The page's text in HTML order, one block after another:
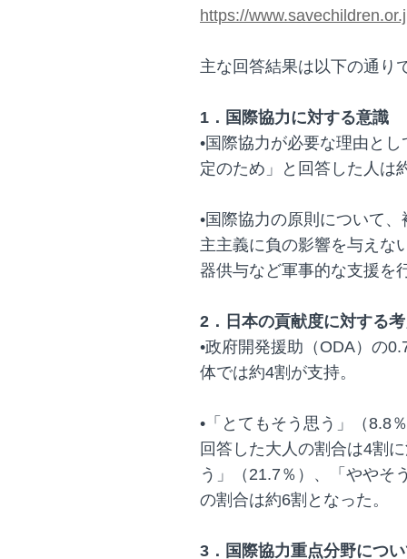
https://
主な回答結果は以下の通り
1．国際協力に対する意識
•国際協力が必要な理由と
定のため」と回答した人は
•国際協力の原則について
主主義に負の影響を与えな
器供与など軍事的な支援を
2．日本の貢献度に対する
•政府開発援助（ODA）の
体では約4割が支持。
•「とてもそう思う」（8.8
回答した大人の割合は4割
う」（21.7％）、「ややそ
の割合は約6割となった。
3．国際協力重点分野につ